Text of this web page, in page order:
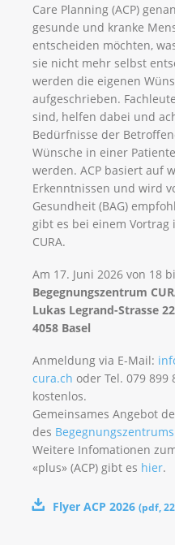
Care Planning (ACP)
gesunde und kranke
entscheiden möchten,
sie nicht mehr selbst
werden die eigenen
aufgeschrieben.
sind, helfen dabei und
Bedürfnisse der
Wünsche in einer
werden. ACP basiert auf
Erkenntnissen und wird
Gesundheit (BAG)
gibt es bei einem Vortrag
CURA.
Am 17. Juni 2026 von 18
Begegnungszentrum
Lukas Legrand-Strasse 22
4058 Basel
Anmeldung via E-Mail:
cura.ch oder Tel. 079 899
kostenlos.
Gemeinsames Angebot
des Begegnungszentrums
Weitere Infomationen
«plus» (ACP) gibt es hier.
Flyer ACP 2026 (pdf,